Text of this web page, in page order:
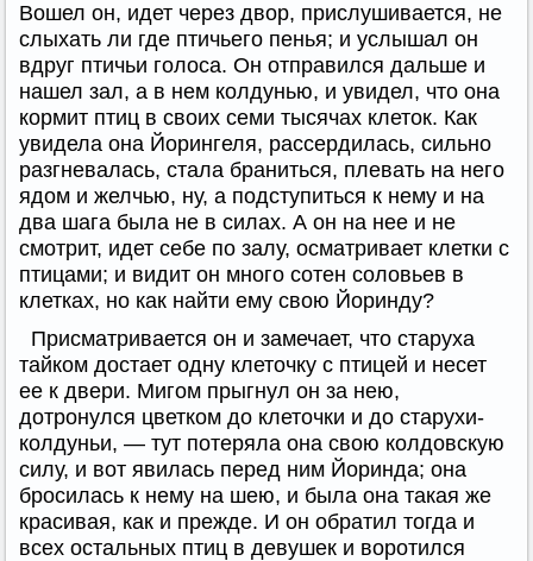
Вошел он, идет через двор, прислушивается, не
слыхать ли где птичьего пенья; и услышал он
вдруг птичьи голоса. Он отправился дальше и
нашел зал, а в нем колдунью, и увидел, что она
кормит птиц в своих семи тысячах клеток. Как
увидела она Йорингеля, рассердилась, сильно
разгневалась, стала браниться, плевать на него
ядом и желчью, ну, а подступиться к нему и на
два шага была не в силах. А он на нее и не
смотрит, идет себе по залу, осматривает клетки с
птицами; и видит он много сотен соловьев в
клетках, но как найти ему свою Йоринду?
Присматривается он и замечает, что старуха
тайком достает одну клеточку с птицей и несет
ее к двери. Мигом прыгнул он за нею,
дотронулся цветком до клеточки и до старухи-
колдуньи, — тут потеряла она свою колдовскую
силу, и вот явилась перед ним Йоринда; она
бросилась к нему на шею, и была она такая же
красивая, как и прежде. И он обратил тогда и
всех остальных птиц в девушек и воротился